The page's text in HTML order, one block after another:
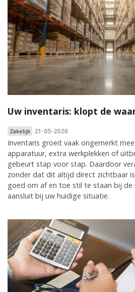
Uw inventaris: klopt de
Zakelijk 21-05-2026
Inventaris groeit vaak ongemerkt
apparatuur, extra werkplekken of
gebeurt stap voor stap. Daardoor
zonder dat dit altijd direct zichtbaar
goed om af en toe stil te staan bij de
aansluit bij uw huidige situatie.